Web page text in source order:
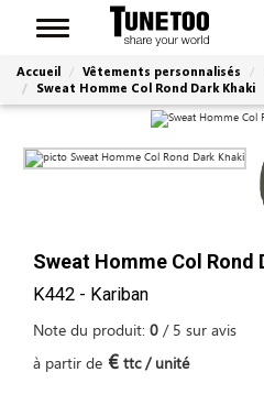
Accueil Vêtements personnalisés
Sweat Homme Col Rond Dark Khaki
Sweat Homme Col Rond
K442 - Kariban
Note du produit: 0 / 5 sur avis
à partir de € ttc / unité